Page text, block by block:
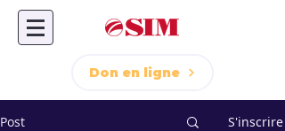
Don en ligne
Post S'inscrire